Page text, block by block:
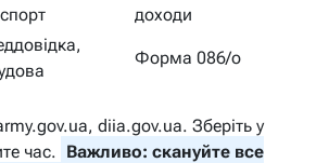
доходи
Форма 086/о
diia.gov.ua. Зберіть у
час. Важливо: скануйте все